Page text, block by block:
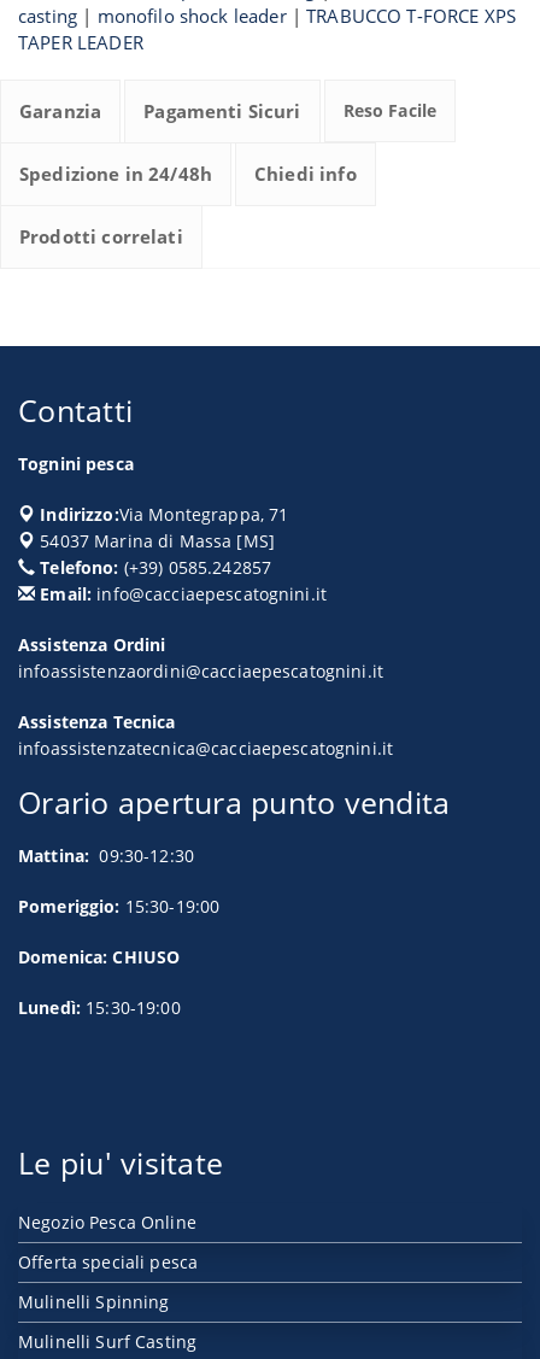
casting | monofilo shock leader|TRABUCCO T-FORCE XPS
TAPER LEADER
Garanzia Pagamenti Sicuri Reso Facile
Spedizione in 24/48h Chiedi info
Prodotti correlati
Contatti
Tognini pesca
Indirizzo:Via Montegrappa, 71
54037 Marina di Massa [MS]
Telefono: (+39) 0585.242857
Email: info@cacciaepescatognini.it
Assistenza Ordini
infoassistenzaordini@cacciaepescatognini.it
Assistenza Tecnica
infoassistenzatecnica@cacciaepescatognini.it
Orario apertura punto vendita
Mattina: 09:30-12:30
Pomeriggio: 15:30-19:00
Domenica: CHIUSO
Lunedì: 15:30-19:00
Le piu' visitate
Negozio Pesca Online
Offerta speciali pesca
Mulinelli Spinning
Mulinelli Surf Casting